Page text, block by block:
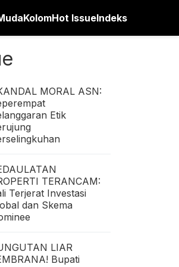
KolomHot IssueIndeks
MORAL ASN:
Etik
TERANCAM:
Terjerat Investasi
dan Skema
LIAR
Bupati